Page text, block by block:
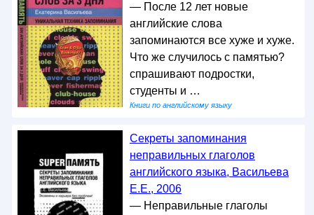
— После 12 лет новые
английские слова
запоминаются все хуже и хуже.
Что же случилось с памятью?
спрашивают подростки,
студенты и …
Книги по английскому языку
Секреты запоминания
неправильных глаголов
английского языка, Васильева
Е.Е., 2006
— Неправильные глаголы